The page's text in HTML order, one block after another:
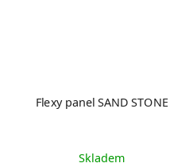
Flexy panel SAND STONE
Skladem